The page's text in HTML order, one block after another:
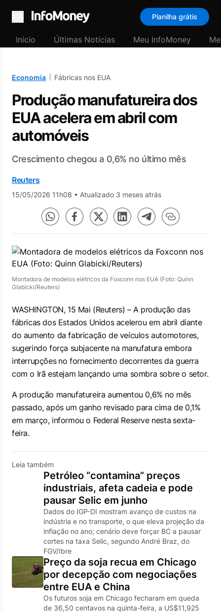
Menu
Planilha grátis
Início Últimas Notícias Meu InfoMoney
Economia Fábricas nos EUA
Produção manufatureira dos
EUA acelera em abril com
automóveis
Crescimento chegou a 0,6% no último mês
Reuters
15/05/2026 11h08 • Atualizado 3 meses atrás
Montadora de modelos elétricos da Foxconn nos EUA (Foto: Quinn
Glabicki/Reuters)
WASHINGTON, 15 ⁠Mai (Reuters) – A ⁠produção das
fábricas ‌dos Estados Unidos acelerou em abril diante
‌do aumento da fabricação de veículos automotores,
sugerindo força subjacente na ⁠manufatura ‌embora
interrupções ⁠no fornecimento decorrentes da guerra
com o Irã estejam lançando uma sombra ​sobre o setor.
A produção manufatureira ​aumentou 0,6% no mês
passado, após um ganho revisado para cima ‌de 0,1% ​
em março, informou o Federal Reserve nesta ⁠sexta-
feira.
Leia também
Petróleo “contamina” preços
industriais, afeta cadeia e pode
pausar Selic em junho
Dados do IGP-DI mostram avanço de custos na
indústria e no transporte, o que eleva projeção da
inflação no ano; cenário deve forçar BC a pausar
cortes na taxa Selic, segundo André Braz, do
FGV/Ibre
Preço da soja recua em Chicago
por decepção com negociações
entre EUA e China
Os futuros soja em Chicago fecharam em queda
de 36,50 centavos na quinta-feira, a US$11,925